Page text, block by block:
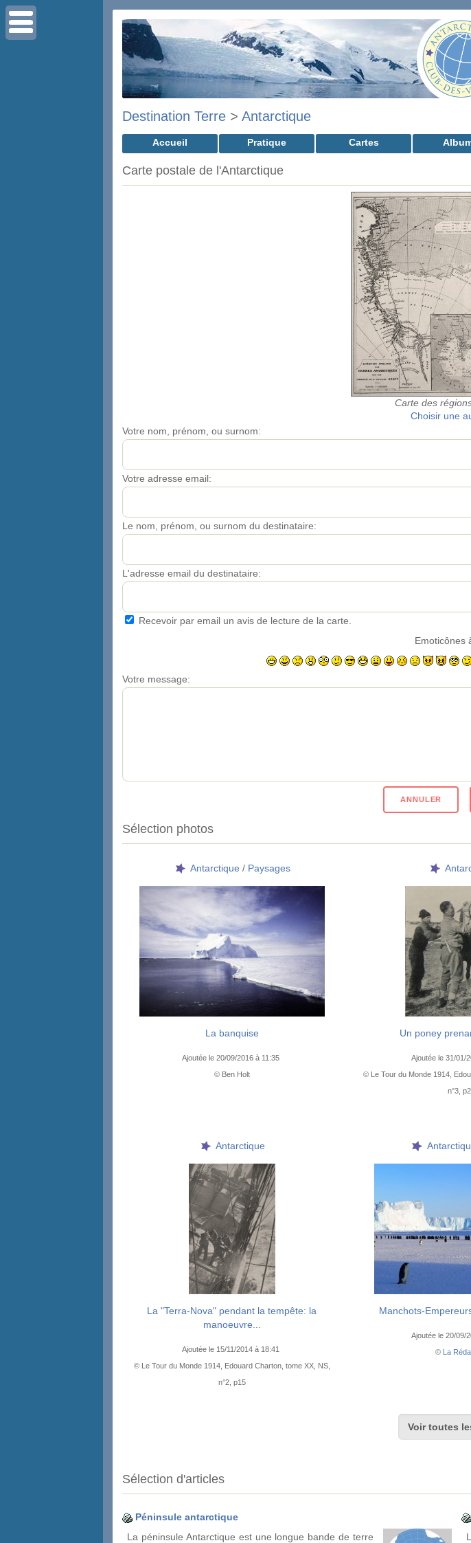
Destination Terre > Antarctique
Accueil Pratique Cartes
Carte postale de l'Antarctique
Carte des
Choisir une
Votre nom, prénom, ou surnom:
Votre adresse email:
Le nom, prénom, ou surnom du destinataire:
L'adresse email du destinataire:
Recevoir par email un avis de lecture de la carte.
Emoticônes
Votre message:
Sélection photos
Antarctique / Paysages
La banquise
Ajoutée le 20/09/2016 à 11:35
© Ben Holt
Un poney
Ajoutée le 31/01/
© Le Tour du Monde 1914,
n°3,
Antarctique
La "Terra-Nova" pendant la tempête: la
manoeuvre...
Ajoutée le 15/11/2014 à 18:41
© Le Tour du Monde 1914, Edouard Charton, tome XX, NS,
n°2, p15
Manchots-
Ajoutée le 20/09/
© La
Voir toutes
Sélection d'articles
Péninsule antarctique
La péninsule Antarctique est une longue bande de terre